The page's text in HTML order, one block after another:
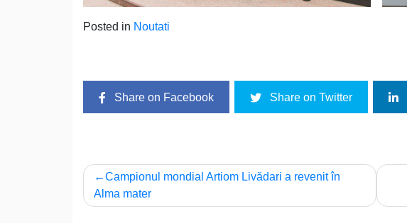
Posted in Noutati
Share on Facebook Share on Twitter
Navigare
în
Campionul mondial Artiom Livădari a revenit în
Alma mater